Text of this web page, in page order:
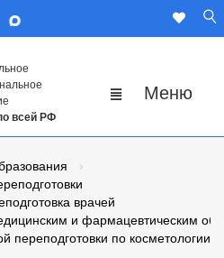
всей РФ
врачей
и фармацевтическим
переподготовки по косметологии